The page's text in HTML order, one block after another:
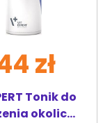
Tonik do
okolic
zł